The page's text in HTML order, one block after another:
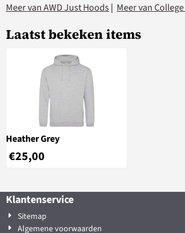
Meer van AWD Just Hoods| Meer van
Laatst bekeken items
Heather Grey
€25,00
Klantenservice
Sitemap
Algemene voorwaarden